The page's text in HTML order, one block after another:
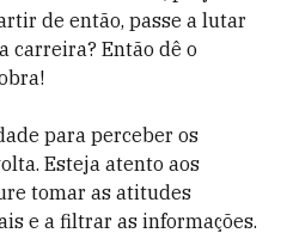
de então, passe a lutar
carreira? Então dê o
para perceber os
Esteja atento aos
tomar as atitudes
e a filtrar as informações.